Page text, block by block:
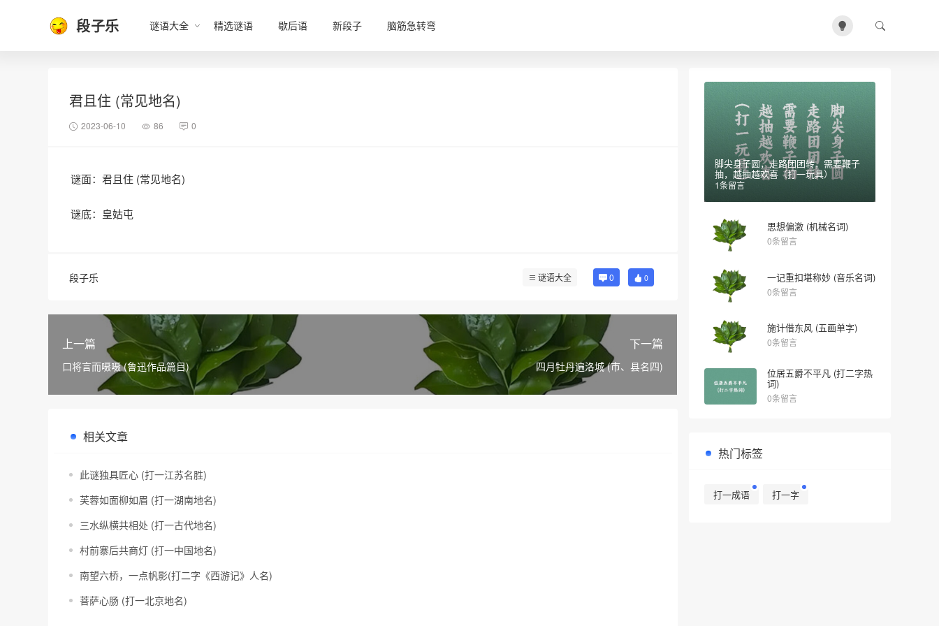
段子乐 谜语大全 精选谜语 歇后语 新段子 脑筋急转弯
君且住 (常见地名)
2023-06-10 86 0
谜面：君且住 (常见地名)
谜底：皇姑屯
段子乐 谜语大全 0 0
上一篇
口将言而嗫嗫 (鲁迅作品篇目)
下一篇
四月牡丹遍洛城 (市、县名四)
相关文章
此谜独具匠心 (打一江苏名胜)
芙蓉如面柳如眉 (打一湖南地名)
三水纵横共相处 (打一古代地名)
村前寨后共商灯 (打一中国地名)
南望六桥，一点帆影(打二字《西游记》人名)
菩萨心肠 (打一北京地名)
脚尖身子圆，走路团团转，需要鞭子
抽，越抽越欢喜（打一玩具）
1条留言
思想偏激 (机械名词)
0条留言
一记重扣堪称妙 (音乐名词)
0条留言
施计借东风 (五画单字)
0条留言
位居五爵不平凡 (打二字热
词)
0条留言
热门标签
打一成语 打一字